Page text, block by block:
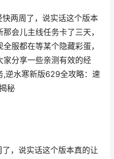
两周了，说实话这个版本
会儿主线任务卡了三天，
服都在等某个隐藏彩蛋，
家分享一些亲测有效的经
,逆水寒新版629全攻略：速
秘
，说实话这个版本真的让